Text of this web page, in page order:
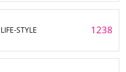
LIFE-STYLE 1238